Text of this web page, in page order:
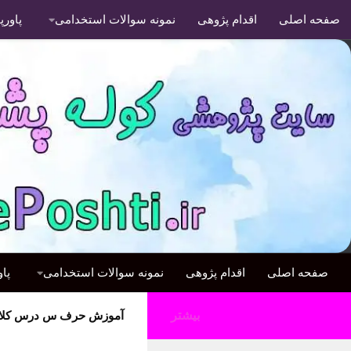
صفحه اصلی اقدام پژوهی نمونه سوالات استخدامی
صفحه اصلی اقدام پژوهی نمونه سوالات استخدامی
آموزش حرف س درس بیشتر